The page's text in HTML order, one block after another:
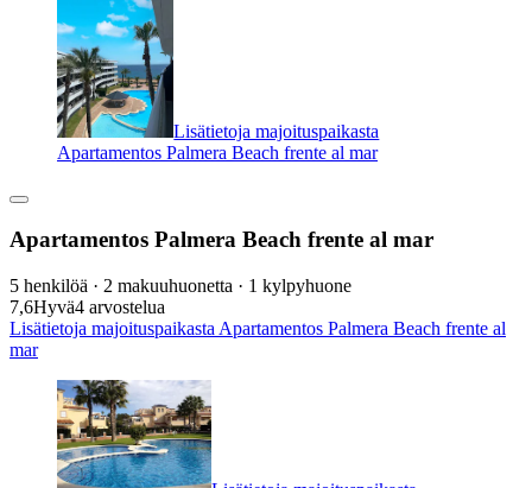
Lisätietoja majoituspaikasta
Apartamentos Palmera Beach frente al mar
Apartamentos Palmera Beach frente al mar
5 henkilöä · 2 makuuhuonetta · 1 kylpyhuone
7,6Hyvä4 arvostelua
Lisätietoja majoituspaikasta Apartamentos Palmera Beach frente al
mar